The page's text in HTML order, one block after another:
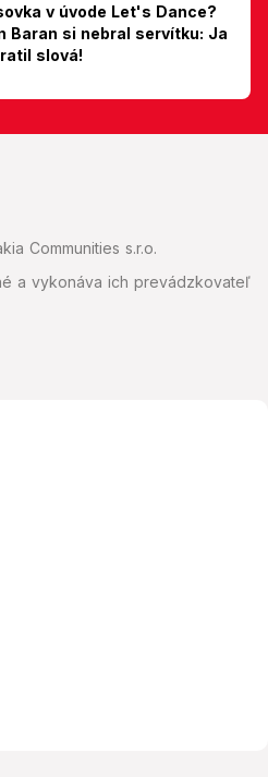
v úvode Let's Dance?
Baran si nebral servítku: Ja
slová!
Communities s.r.o.
a vykonáva ich prevádzkovateľ